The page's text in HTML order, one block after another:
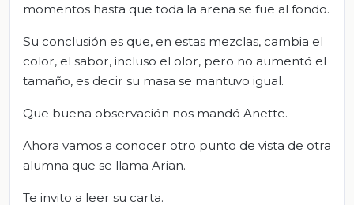
momentos hasta que toda la arena se fue al fondo.
Su conclusión es que, en estas mezclas, cambia el
color, el sabor, incluso el olor, pero no aumentó el
tamaño, es decir su masa se mantuvo igual.
Que buena observación nos mandó Anette.
Ahora vamos a conocer otro punto de vista de otra
alumna que se llama Arian.
Te invito a leer su carta.